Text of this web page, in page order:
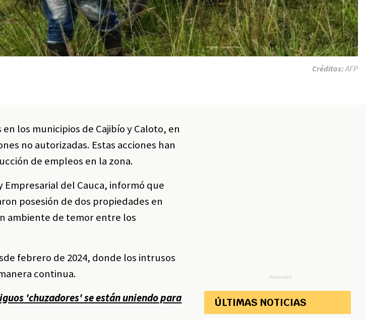
Créditos: AFP
los municipios de Cajibío y Caloto, en
no autorizadas. Estas acciones han
de empleos en la zona.
Empresarial del Cauca, informó que
posesión de dos propiedades en
ambiente de temor entre los
febrero de 2024, donde los intrusos
continua.
'chuzadores' se están uniendo para
Publicidad
ÚLTIMAS NOTICIAS